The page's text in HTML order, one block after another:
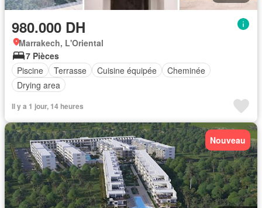
980.000 DH
Marrakech, L'Oriental
7 Pièces
Piscine
Terrasse Cuisine équipée
Cheminée
Drying area
Il y a 1 jour, 14 heures
Nouveau